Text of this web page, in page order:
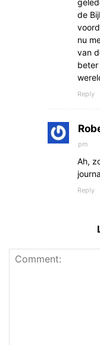
de
nu
van
beter
Reply
pm
Ah,
Reply